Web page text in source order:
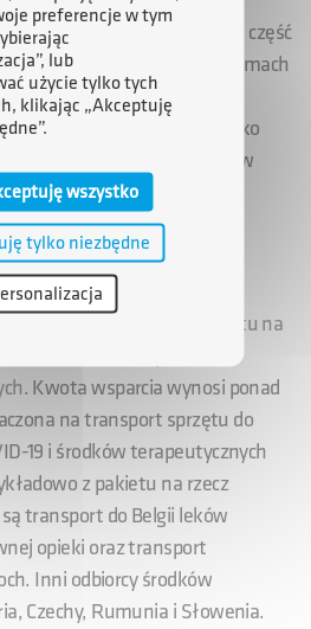
cel zostanie przeznaczona część
na rzecz mobilności w ramach
nadzwyczajnych.
występować będzie jako
dotacji na zwrot kosztów
ubiegać się o pomoc na
personelu medycznego.
6 państwom
w ramach
pakietu na
instrumentu wsparcia w
. Kwota wsparcia wynosi ponad
na transport sprzętu do
19 i środków terapeutycznych
z pakietu na rzecz
transport do Belgii leków
opieki oraz transport
Inni odbiorcy środków
Czechy, Rumunia i Słowenia.
preferencje w tym
lub
użycie tylko tych
klikając „Akceptuję
wszystko
tylko niezbędne